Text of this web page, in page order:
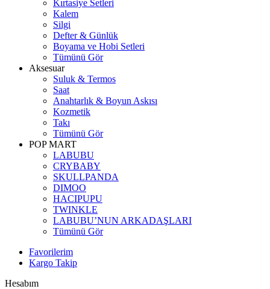
Kırtasiye Setleri
Kalem
Silgi
Defter & Günlük
Boyama ve Hobi Setleri
Tümünü Gör
Aksesuar
Suluk & Termos
Saat
Anahtarlık & Boyun Askısı
Kozmetik
Takı
Tümünü Gör
POP MART
LABUBU
CRYBABY
SKULLPANDA
DIMOO
HACIPUPU
TWINKLE
LABUBU’NUN ARKADAŞLARI
Tümünü Gör
Favorilerim
Kargo Takip
Hesabım